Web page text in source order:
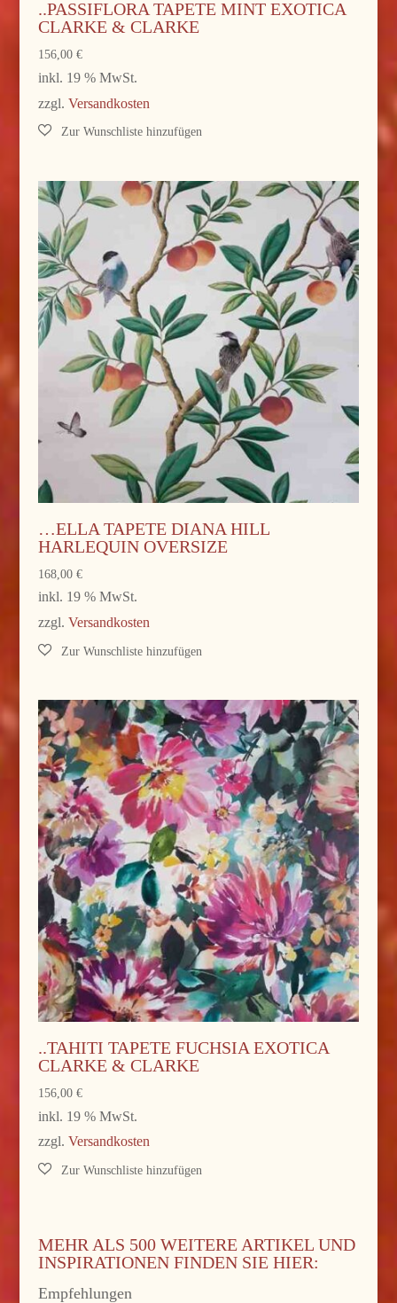
..PASSIFLORA TAPETE MINT EXOTICA
CLARKE & CLARKE
156,00 €
inkl. 19 % MwSt.
zzgl. Versandkosten
…ELLA TAPETE DIANA HILL
HARLEQUIN OVERSIZE
168,00 €
inkl. 19 % MwSt.
zzgl. Versandkosten
..TAHITI TAPETE FUCHSIA EXOTICA
CLARKE & CLARKE
156,00 €
inkl. 19 % MwSt.
zzgl. Versandkosten
MEHR ALS 500 WEITERE ARTIKEL UND
INSPIRATIONEN FINDEN SIE HIER:
Empfehlungen